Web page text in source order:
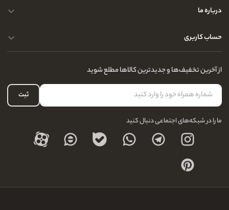
حریم خصوصی کاربران
تماس با ما
درباره ما
سوالات متداول
آدرس فروشگاه
نحوه ارسال کالا
نحوه بازگشت کالا
درباره ما
حساب کاربری
لیست علاقه‌مندی
حساب کاربری
از آخرین تخفیف‌ها و جدیدترین کالاها مطلع شوید
ثبت
ما را در شبکه‌های اجتماعی دنبال کنید